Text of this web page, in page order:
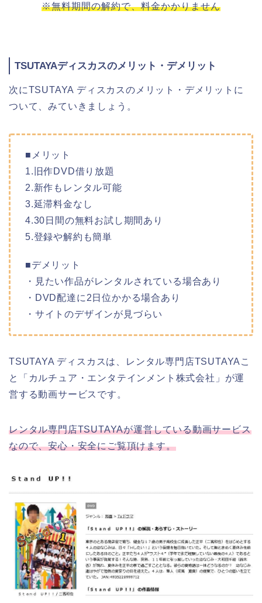
※無料期間の解約で、料金かかりません
TSUTAYAディスカスのメリット・デメリット
次にTSUTAYA ディスカスのメリット・デメリットに
ついて、みていきましょう。
■メリット
1.旧作DVD借り放題
2.新作もレンタル可能
3.延滞料金なし
4.30日間の無料お試し期間あり
5.登録や解約も簡単
■デメリット
・見たい作品がレンタルされている場合あり
・DVD配達に2日位かかる場合あり
・サイトのデザインが見づらい
TSUTAYA ディスカスは、レンタル専門店TSUTAYAこ
と「カルチュア・エンタテインメント株式会社」が運
営する動画サービスです。
レンタル専門店TSUTAYAが運営している動画サービス
なので、安心・安全にご覧頂けます。